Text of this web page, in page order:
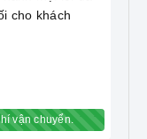
cho khách
vận chuyển.